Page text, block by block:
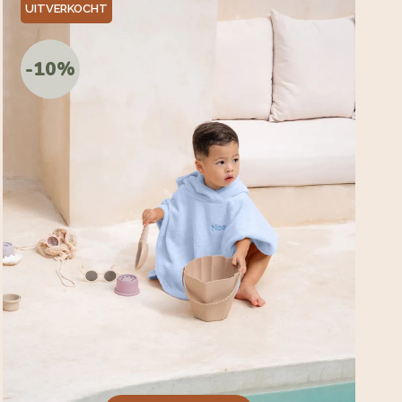
UITVERKOCHT
-10%